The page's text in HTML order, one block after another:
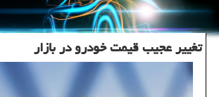
تغییر عجیب قیمت خودرو در بازار